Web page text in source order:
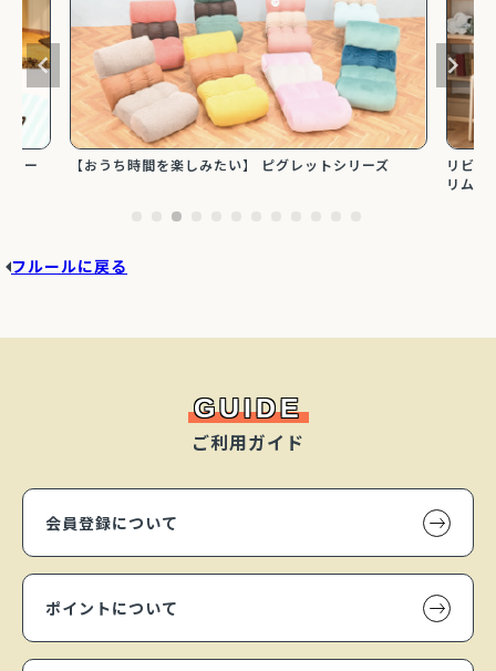
リビング学習に最適！コンパクトで省スペース設計のス
【人
リーズ
フルールに戻る
GUIDE
ご利用ガイド
会員登録について
ポイントについて